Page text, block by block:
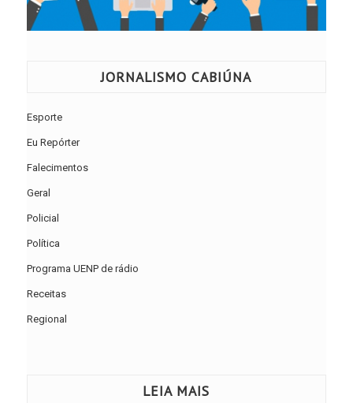
JORNALISMO CABIÚNA
Esporte
Eu Repórter
Falecimentos
Geral
Policial
Política
Programa UENP de rádio
Receitas
Regional
LEIA MAIS